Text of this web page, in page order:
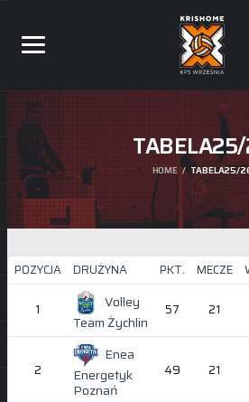
HOME TABELA25/
POZYCJA DRUŻYNA PKT. MECZE
1
Volley
Team Żychlin
57 21
2
Enea
Energetyk
Poznań
49 21